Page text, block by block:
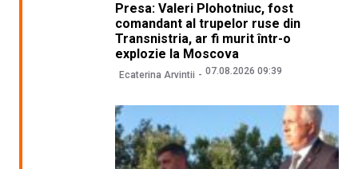
Presa: Valeri Plohotniuc, fost
comandant al trupelor ruse din
Transnistria, ar fi murit într-o
explozie la Moscova
Ecaterina Arvintii 07.08.2026 09:39